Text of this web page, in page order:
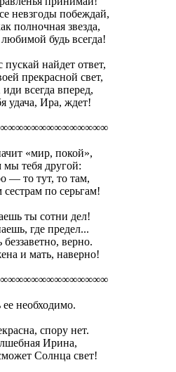
невзгоды побеждай,
полночная звезда,
будь всегда!
найдет ответ,
прекрасной свет,
всегда вперед,
удача, Ира, ждет!
«мир, покой»,
мы тебя другой:
— то тут, то там,
сестрам по серьгам!
ты сотни дел!
где предел...
верно.
и мать, наверно!
необходимо.
спору нет.
Ирина,
Солнца свет!